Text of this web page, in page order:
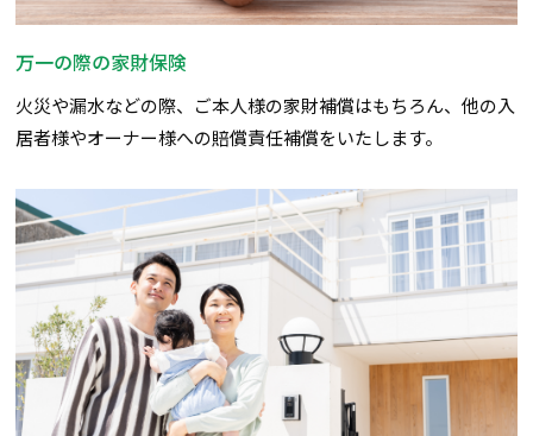
万一の際の家財保険
火災や漏水などの際、ご本人様の家財補償はもちろん、他の入
居者様やオーナー様への賠償責任補償をいたします。